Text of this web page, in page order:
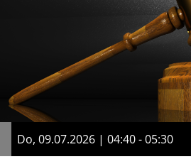
Do, 09.07.2026 | 04:40 - 05:30